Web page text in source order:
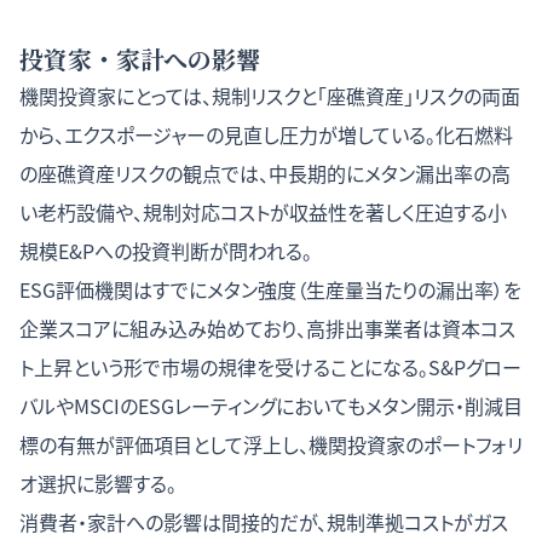
投資家・家計への影響
機関投資家にとっては、規制リスクと「座礁資産」リスクの両面
から、エクスポージャーの見直し圧力が増している。化石燃料
の座礁資産リスクの観点では、中長期的にメタン漏出率の高
い老朽設備や、規制対応コストが収益性を著しく圧迫する小
規模E&Pへの投資判断が問われる。
ESG評価機関はすでにメタン強度（生産量当たりの漏出率）を
企業スコアに組み込み始めており、高排出事業者は資本コス
ト上昇という形で市場の規律を受けることになる。S&Pグロー
バルやMSCIのESGレーティングにおいてもメタン開示・削減目
標の有無が評価項目として浮上し、機関投資家のポートフォリ
オ選択に影響する。
消費者・家計への影響は間接的だが、規制準拠コストがガス